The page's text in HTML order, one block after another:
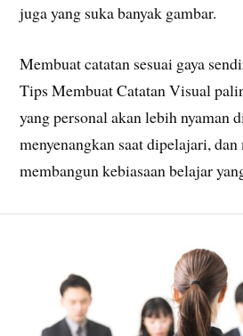
juga yang suka banyak gambar.
Membuat catatan sesuai gaya
Tips Membuat Catatan Visual
yang personal akan lebih nyaman
menyenangkan saat dipelajari, dan
membangun kebiasaan belajar